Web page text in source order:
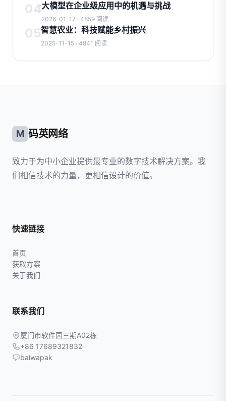
04大模型在企业级应用中的机遇与挑战
2026-01-17 · 4859 阅读
05智慧农业：科技赋能乡村振兴
2025-11-15 · 4841 阅读
M 码英网络
致力于为中小企业提供最专业的数字技术解决方案。我
们相信技术的力量，更相信设计的价值。
快速链接
首页
获取方案
关于我们
联系我们
厦门市软件园三期A02栋
+86 17689321832
baiwapak